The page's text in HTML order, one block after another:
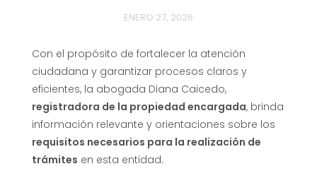
ENERO 27, 2026
Con el propósito de fortalecer la atención
ciudadana y garantizar procesos claros y
eficientes, la abogada Diana Caicedo,
registradora de la propiedad encargada, brinda
información relevante y orientaciones sobre los
requisitos necesarios para la realización de
trámites en esta entidad.